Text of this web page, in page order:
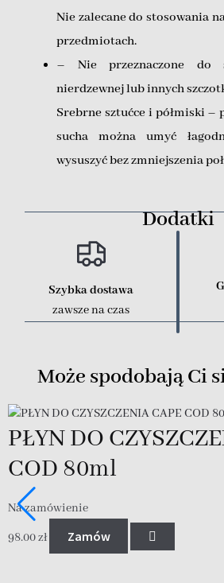
Nie zalecane do stosowania
przedmiotach.
– Nie przeznaczone do
nierdzewnej lub innych
Srebrne sztućce i półmiski –
sucha można umyć
wysuszyć bez zmniejszenia
Dodatki
Szybka dostawa
zawsze na czas
Może spodobają Ci
PŁYN DO
COD 80ml
Na zamówienie
98.00zł Zamów